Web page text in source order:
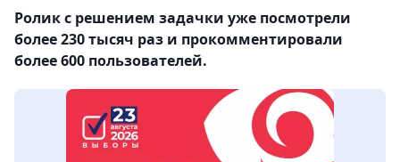
Ролик с решением задачки уже посмотрели
более 230 тысяч раз и прокомментировали
более 600 пользователей.